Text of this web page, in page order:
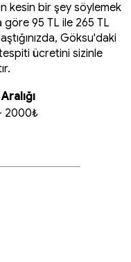
kesin bir şey söylemek
göre 95 TL ile 265 TL
Göksu'daki
ücretini sizinle
2000₺